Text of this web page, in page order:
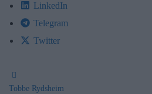
LinkedIn
Telegram
Twitter
Tobbe Rydsheim